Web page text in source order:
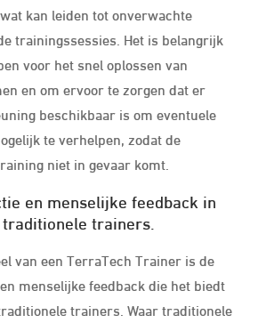
kan leiden tot onverwachte
trainingssessies. Het is belangrijk
voor het snel oplossen van
en om ervoor te zorgen dat er
beschikbaar is om eventuele
te verhelpen, zodat de
niet in gevaar komt.
en menselijke feedback in
trainers.
van een TerraTech Trainer is de
menselijke feedback die het biedt
trainers. Waar traditionele